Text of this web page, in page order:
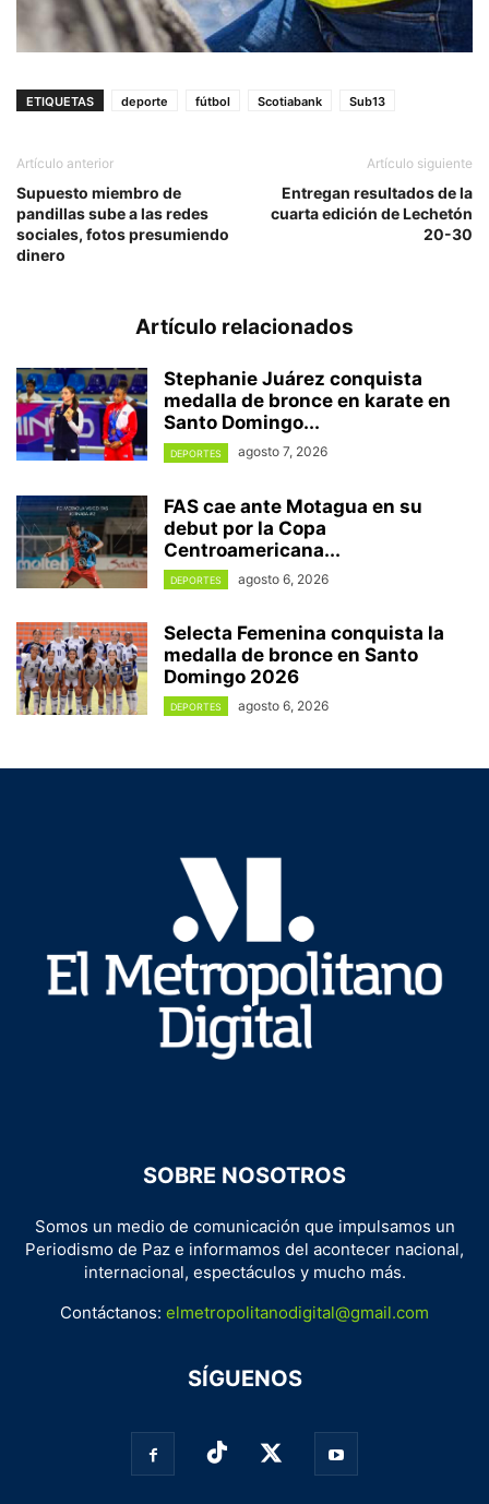
ETIQUETAS deporte fútbol Scotiabank Sub13
Artículo anterior
Supuesto miembro de
pandillas sube a las redes
sociales, fotos presumiendo
dinero
Artículo siguiente
Entregan resultados de la
cuarta edición de Lechetón
20-30
Artículo relacionados
Stephanie Juárez conquista
medalla de bronce en karate en
Santo Domingo...
DEPORTES agosto 7, 2026
FAS cae ante Motagua en su
debut por la Copa
Centroamericana...
DEPORTES agosto 6, 2026
Selecta Femenina conquista la
medalla de bronce en Santo
Domingo 2026
DEPORTES agosto 6, 2026
SOBRE NOSOTROS
Somos un medio de comunicación que impulsamos un
Periodismo de Paz e informamos del acontecer nacional,
internacional, espectáculos y mucho más.
Contáctanos: elmetropolitanodigital@gmail.com
SÍGUENOS